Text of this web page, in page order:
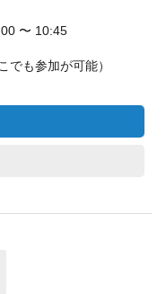
〜 10:45
でも参加が可能）